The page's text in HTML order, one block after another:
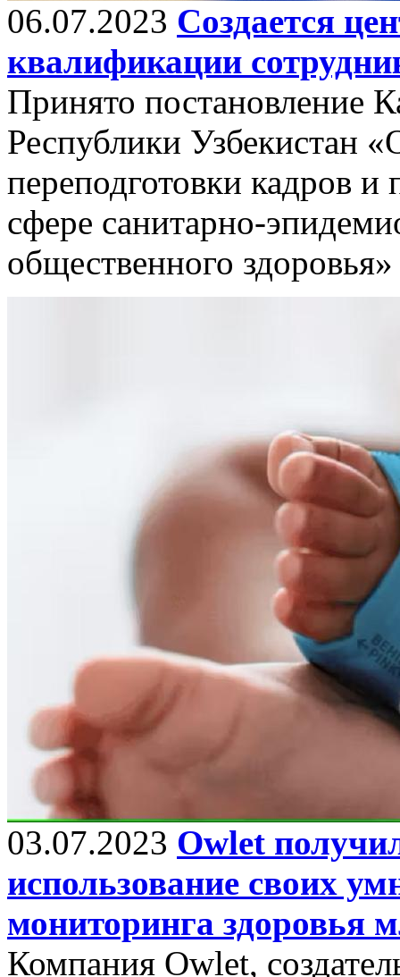
06.07.2023 Создается
квалификации
Принято постановление
Республики Узбекистан
переподготовки кадров
сфере санитарно-
общественного здоровья»
03.07.2023 Owlet
использование своих
мониторинга здоровья
Компания Owlet,